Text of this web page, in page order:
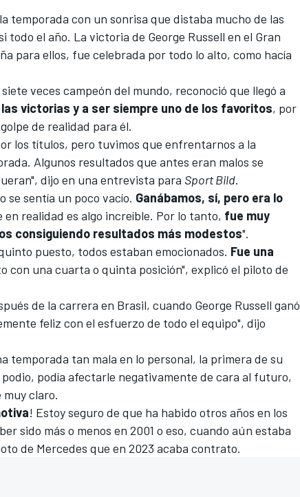
temporada con un sonrisa que distaba mucho de las
todo el año. La victoria de George Russell en el Gran
para ellos, fue celebrada por todo lo alto, como hacía
veces campeón del mundo, reconoció que llegó a
victorias y a ser siempre uno de los favoritos, por
de realidad para él.
los títulos, pero tuvimos que enfrentarnos a la
Algunos resultados que antes eran malos se
dijo en una entrevista para Sport Bild.
se sentía un poco vacío. Ganábamos, sí, pero era lo
realidad es algo increíble. Por lo tanto, fue muy
consiguiendo resultados más modestos".
puesto, todos estaban emocionados. Fue una
con una cuarta o quinta posición", explicó el piloto de
de la carrera en Brasil, cuando George Russell ganó
feliz con el esfuerzo de todo el equipo", dijo
temporada tan mala en lo personal, la primera de su
podía afectarle negativamente de cara al futuro,
claro.
! Estoy seguro de que ha habido otros años en los
sido más o menos en 2001 o eso, cuando aún estaba
de Mercedes que en 2023 acaba contrato.